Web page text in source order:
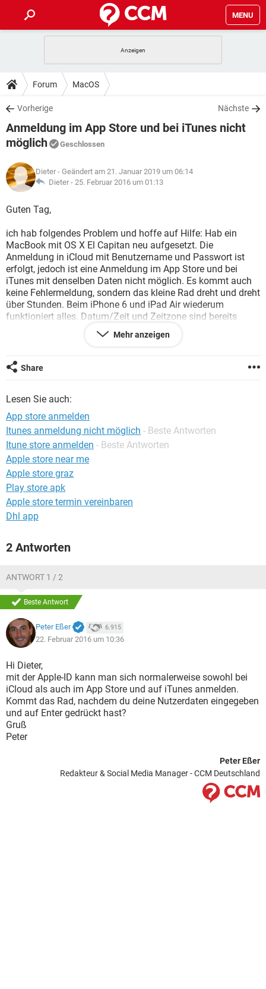
MENU
ANDROID
WINDOWS 10
WHATSAPP TIKTOK
FACEBOOK
TIPPS & TRICKS
SPIELE
WINDOWS 10
FACEBOOK HARDWARE
DOWNLOADS
SPIELE STREAMING
ANDROID
WINDOWS 10 INSTAGRAM
WHATSAPP
FACEBOOK
FORUM
ANDROID IOS
FACEBOOK HARDWARE
LEXIKON
SPIELE
ANDROID
WINDOWS 10 INSTAGRAM
WHATSAPP TIKTOK
FACEBOOK HARDWARE
Forum MacOS
Vorherige Nächste
Anmeldung im App Store und bei iTunes nicht
möglich
Geschlossen
Dieter - Geändert am 21. Januar 2019 um 06:14
Dieter - 25. Februar 2016 um 01:13
Guten Tag,
ich hab folgendes Problem und hoffe auf Hilfe: Hab ein
MacBook mit OS X El Capitan neu aufgesetzt. Die
Anmeldung in iCloud mit Benutzername und Passwort ist
erfolgt, jedoch ist eine Anmeldung im App Store und bei
iTunes mit denselben Daten nicht möglich. Es kommt auch
keine Fehlermeldung, sondern das kleine Rad dreht und dreht
über Stunden. Beim iPhone 6 und iPad Air wiederum
funktioniert alles. Datum/Zeit und Zeitzone sind bereits
Mehr anzeigen
Share
Lesen Sie auch:
App store anmelden
Itunes anmeldung nicht möglich - Beste Antworten
Itune store anmelden - Beste Antworten
Apple store near me
Apple store graz
Play store apk
Apple store termin vereinbaren
Dhl app
2 Antworten
ANTWORT 1 / 2
Beste Antwort
Peter Eßer 6.915
22. Februar 2016 um 10:36
Hi Dieter,
mit der Apple-ID kann man sich normalerweise sowohl bei
iCloud als auch im App Store und auf iTunes anmelden.
Kommt das Rad, nachdem du deine Nutzerdaten eingegeben
und auf Enter gedrückt hast?
Gruß
Peter
Peter Eßer
Redakteur & Social Media Manager - CCM Deutschland